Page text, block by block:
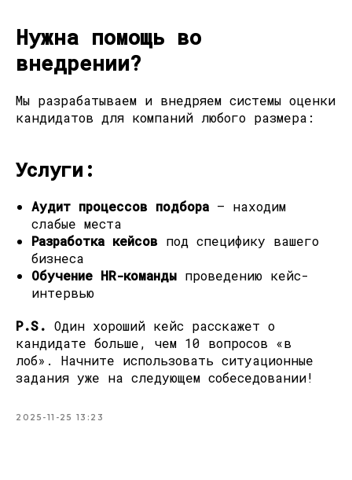
Нужна помощь во
внедрении?
Мы разрабатываем и внедряем системы оценки
кандидатов для компаний любого размера:
Услуги:
Аудит процессов подбора — находим
слабые места
Разработка кейсов под специфику вашего
бизнеса
Обучение HR-команды проведению кейс-
интервью
P.S. Один хороший кейс расскажет о
кандидате больше, чем 10 вопросов «в
лоб». Начните использовать ситуационные
задания уже на следующем собеседовании!
2025-11-25 13:23